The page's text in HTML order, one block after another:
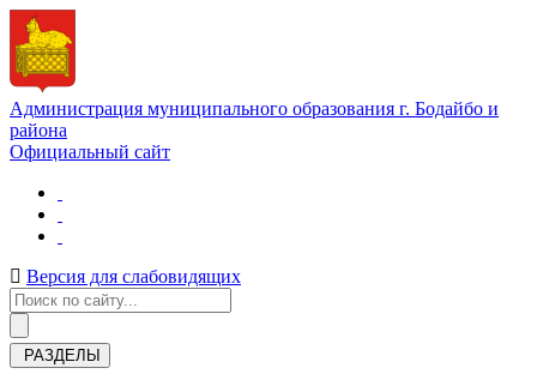
Администрация муниципального образования г. Бодайбо и
района
Официальный сайт
Версия для слабовидящих
РАЗДЕЛЫ